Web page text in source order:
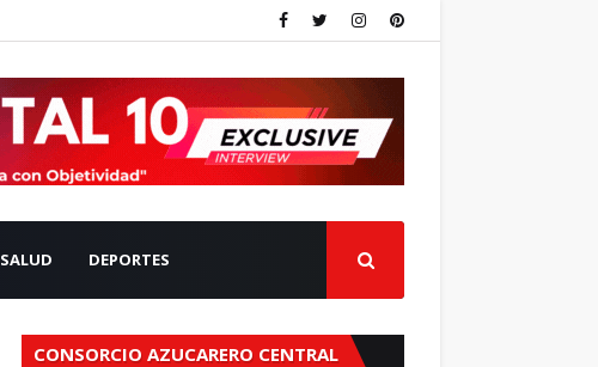
SALUD DEPORTES
CONSORCIO AZUCARERO CENTRAL